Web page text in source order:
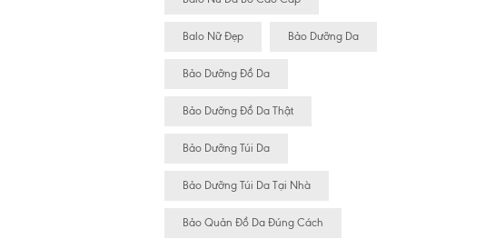
Balo Nữ Đẹp Bảo Dưỡng Da
Bảo Dưỡng Đồ Da
Bảo Dưỡng Đồ Da Thật
Bảo Dưỡng Túi Da
Bảo Dưỡng Túi Da Tại Nhà
Bảo Quản Đồ Da Đúng Cách